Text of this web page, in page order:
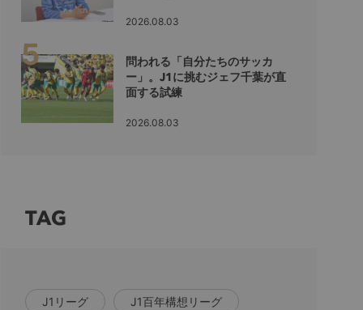
2026.08.03
問われる「自分たちのサッカ
ー」。J1に挑むジェフ千葉が直
面する試練
2026.08.03
TAG
J1リーグ J1百年構想リーグ